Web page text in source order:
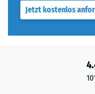
Jetzt kostenlos